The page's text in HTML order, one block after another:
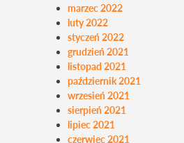
marzec 2022
luty 2022
styczeń 2022
grudzień 2021
listopad 2021
październik 2021
wrzesień 2021
sierpień 2021
lipiec 2021
czerwiec 2021